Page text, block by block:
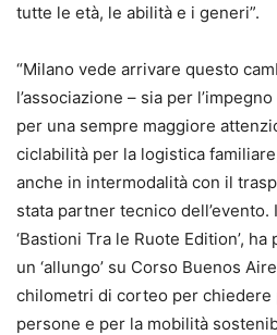
tutte le età, le abilità e i generi”.
“Milano vede arrivare questo
l’associazione – sia per
per una sempre maggiore
ciclabilità per la logistica
anche in intermodalità con il
stata partner tecnico dell’evento.
‘Bastioni Tra le Ruote Edition’,
un ‘allungo’ su Corso Buenos
chilometri di corteo per chiedere
persone e per la mobilità